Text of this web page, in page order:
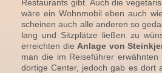
Restaurants gibt. Auch die
wäre ein Wohnmobil eben auch
scheinen auch alle anderen so
lang und Sitzplätze ließen zu
erreichten die Anlage von
man die im Reiseführer
dortige Center, jedoch gab es dort